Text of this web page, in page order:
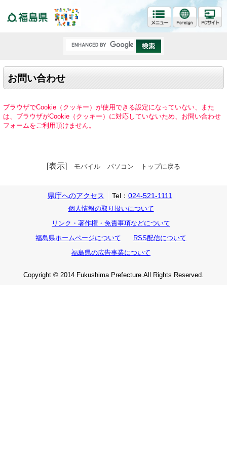
お問い合わせ
ブラウザでCookie（クッキー）が使用できる設定になっていない、また
は、ブラウザがCookie（クッキー）に対応していないため、お問い合わせ
フォームをご利用頂けません。
[表示] モバイル パソコン トップに戻る
県庁へのアクセス Tel： 024-521-1111
個人情報の取り扱いについて
リンク・著作権・免責事項などについて
福島県ホームページについて
RSS配信について
福島県の広告事業について
Copyright © 2014 Fukushima Prefecture.All Rights Reserved.